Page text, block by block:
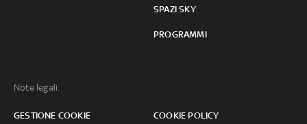
SPAZI SKY
PROGRAMMI
Note legali:
GESTIONE COOKIE COOKIE POLICY